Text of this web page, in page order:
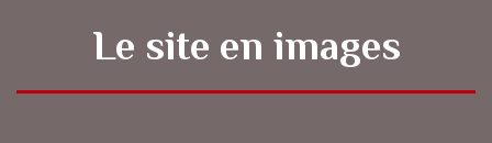
Le site en images